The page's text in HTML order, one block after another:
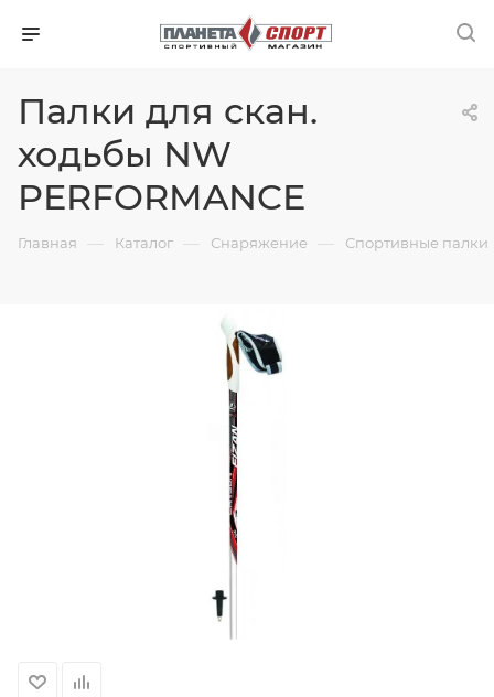
Палки для скан.
ходьбы NW
PERFORMANCE
Главная — Каталог — Снаряжение — Спортивные палки